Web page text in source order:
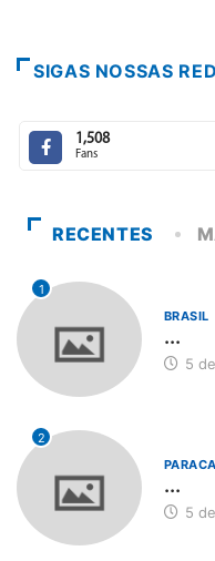
SIGAS NOSSAS
1,508
Fans
RECENTES
1
BRASIL
...
5
2
...
5